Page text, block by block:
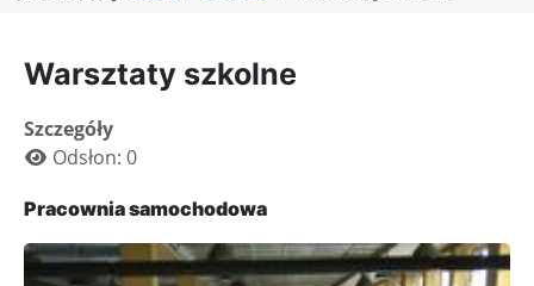
Warsztaty szkolne
Szczegóły
Odsłon: 0
Pracownia samochodowa